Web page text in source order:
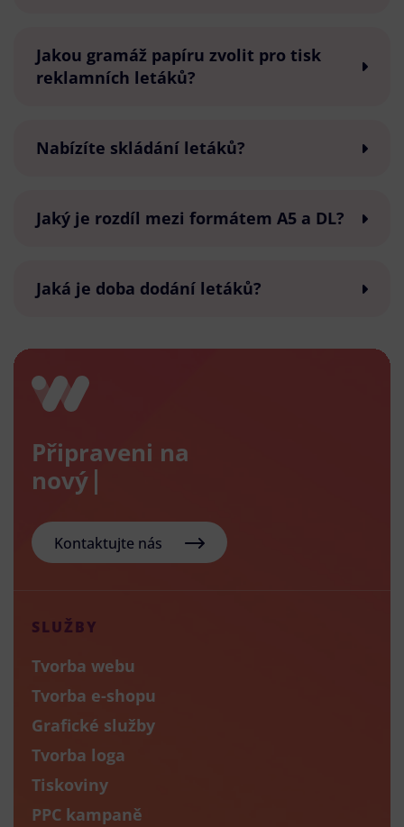
Jakou gramáž papíru zvolit pro tisk
reklamních letáků?
Nabízíte skládání letáků?
Jaký je rozdíl mezi formátem A5 a DL?
Jaká je doba dodání letáků?
Připraveni na
nový e-shop
Kontaktujte nás
SLUŽBY
Tvorba webu
Tvorba e-shopu
Grafické služby
Tvorba loga
Tiskoviny
PPC kampaně